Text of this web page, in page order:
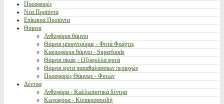
Προσφορές
Νέα Προϊόντα
Επίκαιρα Προϊόντα
Θάμνοι
Ανθοφόροι θάμνοι
Θάμνοι μπορντούρας - Φυτά Φράχτες
Καρποφόροι θάμνοι - Superfoods
Θάμνοι σκιάς - Οξύφυλλα φυτά
Θάμνοι φυτά παραθαλάσσιων περιοχών
Προσφορές Θάμνων - Φυτών
Δέντρα
Ανθοφόρα - Καλλωπιστικά δέντρα
Κωνοφόρα - Κυπαρισσοειδή